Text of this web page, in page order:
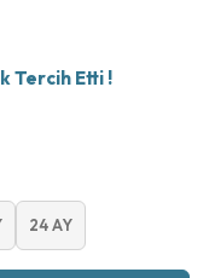
Tercih Etti !
24 AY